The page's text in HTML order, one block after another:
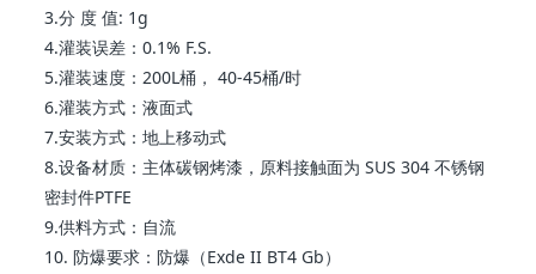
3.分 度 值: 1g
4.灌装误差：0.1% F.S.
5.灌装速度：200L桶， 40-45桶/时
6.灌装方式：液面式
7.安装方式：地上移动式
8.设备材质：主体碳钢烤漆，原料接触面为 SUS 304 不锈钢
密封件PTFE
9.供料方式：自流
10. 防爆要求：防爆（Exde II BT4 Gb）